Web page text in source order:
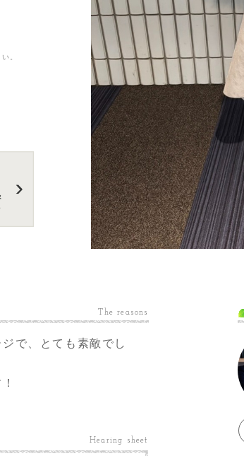
立
。
The reasons
で、とても素敵でし
Hearing sheet